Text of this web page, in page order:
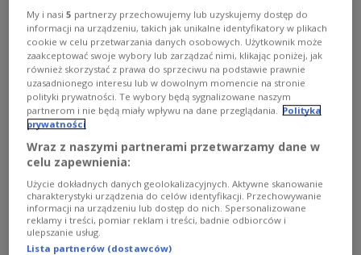
Po stanowczej reakcji Parlamentu
Europejskiego, Komisji Europejskiej i 22
ministrów kultury Wspólnoty władze Biennale
w Wenecji zdecydowały, że rosyjska wystawa
będzie czynna do soboty 9 maja; Polska gościem
honorowym Vilnius Space Day, poświęconemu
roli sektora kosmicznego w budowaniu
odporności i bezpieczeństwa Europy; walka z
wielkim pożarem w Puszczy Solskiej na
Lubelszczyźnie, w której wzięło udział kilkuset
strażaków z całej Polski; rusza festiwal filmów
My i nasi5 partnerzy przechowujemy lub uzyskujemy dostęp do
informacji na urządzeniu, takich jak unikalne identyfikatory w plikach
cookie w celu przetwarzania danych osobowych. Użytkownik może
zaakceptować swoje wybory lub zarządzać nimi, klikając poniżej, jak
również skorzystać z prawa do sprzeciwu na podstawie prawnie
uzasadnionego interesu lub w dowolnym momencie na stronie
polityki prywatności. Te wybory będą sygnalizowane naszym
partnerom i nie będą miały wpływu na dane przeglądania.
Polityka
prywatności
Wraz z naszymi partnerami przetwarzamy dane w
celu zapewnienia:
Użycie dokładnych danych geolokalizacyjnych. Aktywne skanowanie
charakterystyki urządzenia do celów identyfikacji. Przechowywanie
informacji na urządzeniu lub dostęp do nich. Spersonalizowane
reklamy i treści, pomiar reklam i treści, badnie odbiorców i
ulepszanie usług.
Lista partnerów (dostawców)